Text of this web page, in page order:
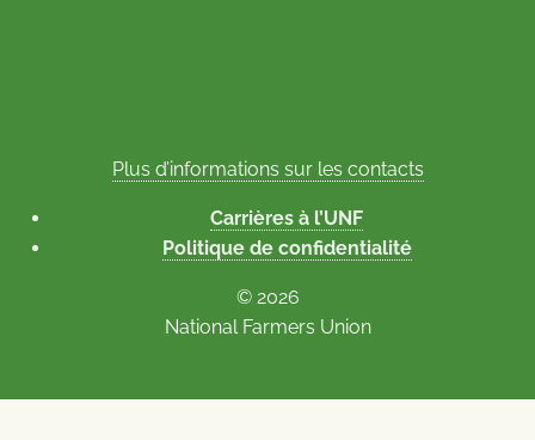
Plus d’informations sur les contacts
Carrières à l’UNF
Politique de confidentialité
© 2026
National Farmers Union